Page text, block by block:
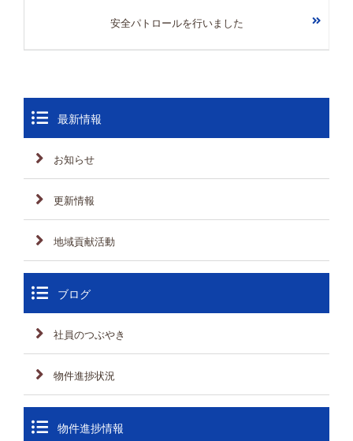
安全パトロールを行いました
最新情報
お知らせ
更新情報
地域貢献活動
ブログ
社員のつぶやき
物件進捗状況
物件進捗情報